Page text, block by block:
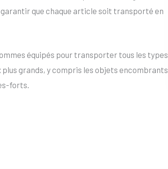
garantir que chaque article soit transporté en
équipés pour transporter tous les types
plus grands, y compris les objets encombrants
forts.